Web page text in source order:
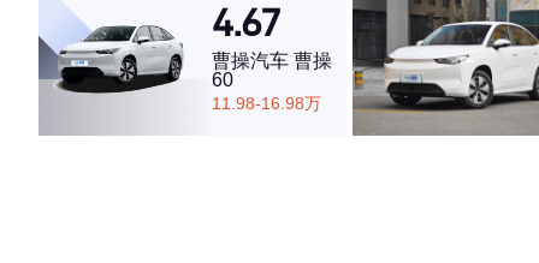
4.67
曹操汽车 曹操
60
11.98-16.98万